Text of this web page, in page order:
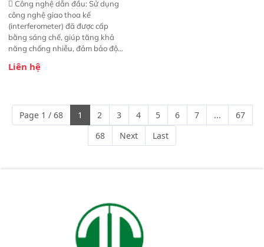
 Công nghệ dẫn đầu: Sử dụng
công nghệ giao thoa kế
(interferometer) đã được cấp
bằng sáng chế, giúp tăng khả
năng chống nhiễu, đảm bảo độ
Phạm vi ứng dụng rộng: Đáp ứng
ngành công nghiệp khác nhau. 
Độ nhạy cao: Trang bị đầu dò
InGaAs độ nhạy cao, cung cấp
phản hồi phổ tuyến tính đầy đủ,
đảm bảo độ chính xác và khả
Liên hệ
Page 1 / 68 1 2 3 4 5 6 7 ...
67
68
Next Last